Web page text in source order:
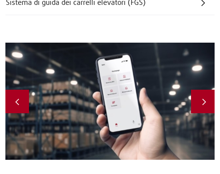
Sistema di guida dei carrelli elevatori (FGS)